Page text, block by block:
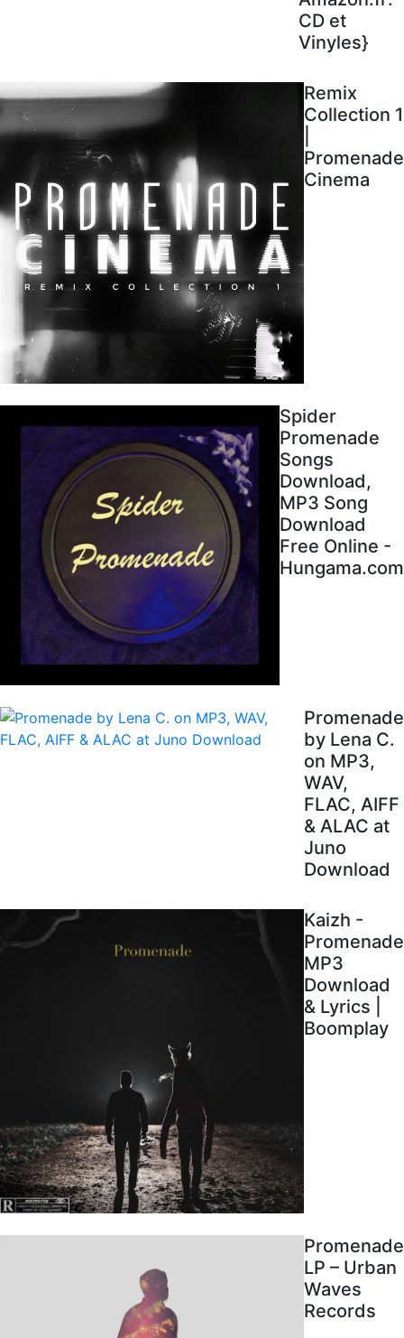
CD et
Vinyles}
Remix
Collection 1
Promenade
Cinema
Spider
Promenade
Songs
Download,
MP3 Song
Download
Free Online -
Hungama.com
Promenade
by Lena C.
on MP3,
WAV,
FLAC, AIFF
& ALAC at
Juno
Download
Kaizh -
Promenade
MP3
Download
& Lyrics |
Boomplay
Promenade
LP – Urban
Waves
Records